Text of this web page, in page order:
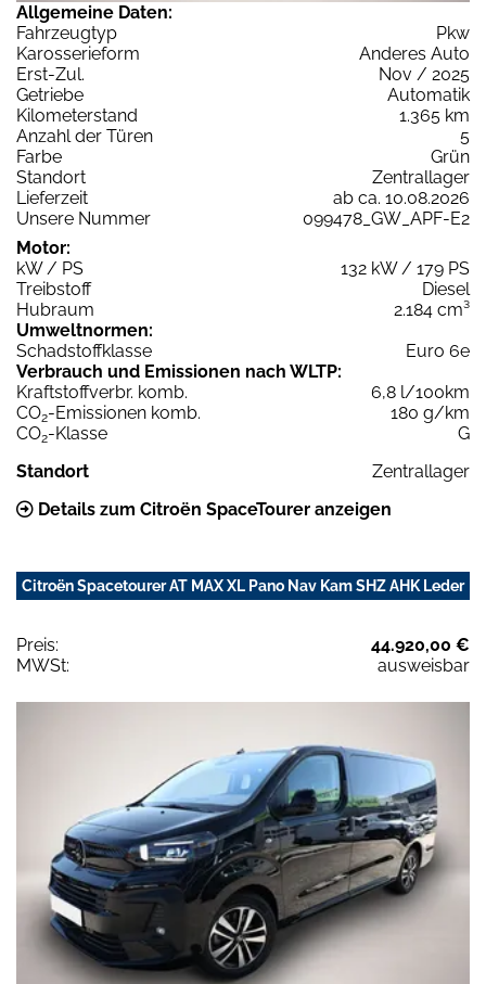
Allgemeine Daten:
Fahrzeugtyp
Pkw
Karosserieform
Anderes Auto
Erst-Zul.
Nov / 2025
Getriebe
Automatik
Kilometerstand
1.365 km
Anzahl der Türen
5
Farbe
Grün
Standort
Zentrallager
Lieferzeit
ab ca. 10.08.2026
Unsere Nummer
099478_GW_APF-E2
Motor:
kW / PS
132 kW / 179 PS
Treibstoff
Diesel
Hubraum
2.184 cm³
Umweltnormen:
Schadstoffklasse
Euro 6e
Verbrauch und Emissionen nach WLTP:
Kraftstoffverbr. komb.
6,8 l/100km
CO2-Emissionen komb.
180 g/km
CO2-Klasse
G
Standort
Zentrallager
Details zum Citroën SpaceTourer anzeigen
Citroën Spacetourer AT MAX XL Pano Nav Kam SHZ AHK Leder
Preis:
44.920,00 €
MWSt:
ausweisbar